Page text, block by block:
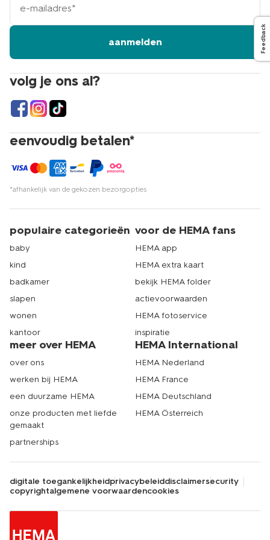
volg je ons al?
eenvoudig betalen*
*afhankelijk van de gekozen bezorgopties
mailadres
aanmelden
populaire categorieën
baby
kind
badkamer
slapen
wonen
kantoor
voor de HEMA fans
HEMA app
HEMA extra kaart
bekijk HEMA folder
actievoorwaarden
HEMA fotoservice
inspiratie
meer over HEMA
over ons
werken bij HEMA
een duurzame HEMA
onze producten met liefde
gemaakt
partnerships
HEMA International
HEMA Nederland
HEMA France
HEMA Deutschland
HEMA Österreich
digitale toegankelijkheidprivacybeleiddisclaimersecurity
copyrightalgemene voorwaardencookies
Feedback